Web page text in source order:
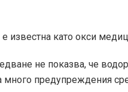
известна като окси
не показва, че
много предупреждения